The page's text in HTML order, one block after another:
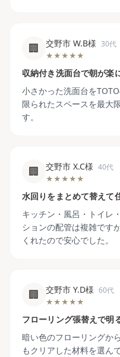
🏢 交野市 W.B様 30代
★★★★★
収納付き洗面台で朝が楽
小さかった洗面台を
限られたスペースを最大
す。
🏢 交野市 X.C様 40代
★★★★★
水回りをまとめて替えて
キッチン・風呂・トイレ
ションの配管は複雑です
くれたので安心でした。
🏢 交野市 Y.D様 60代
★★★★★
フローリング張替えで明
暗い色のフローリングか
もクリアした材料を選ん